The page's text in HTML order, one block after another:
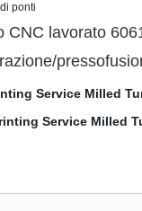
ponti
CNC lavorato